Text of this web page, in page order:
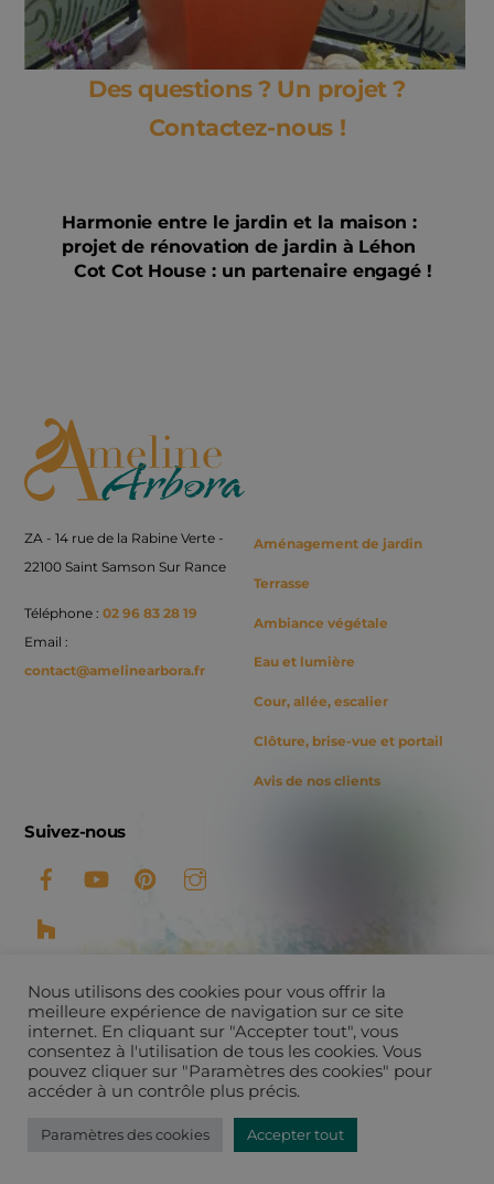
Des questions ? Un projet ?
Contactez-nous !
Harmonie entre le jardin et la maison :
projet de rénovation de jardin à Léhon
Cot Cot House : un partenaire engagé !
ZA - 14 rue de la Rabine Verte -
22100 Saint Samson Sur Rance
Téléphone :02 96 83 28 19
Email :
contact@amelinearbora.fr
Aménagement de jardin
Terrasse
Ambiance végétale
Eau et lumière
Cour, allée, escalier
Clôture, brise-vue et portail
Avis de nos clients
Suivez-nous
©Ameline Arbora 2026
Tous droits réservés -Mentions légales et politique de
Nous utilisons des cookies pour vous offrir la
meilleure expérience de navigation sur ce site
internet. En cliquant sur "Accepter tout", vous
consentez à l'utilisation de tous les cookies. Vous
pouvez cliquer sur "Paramètres des cookies" pour
accéder à un contrôle plus précis.
Paramètres des cookies Accepter tout